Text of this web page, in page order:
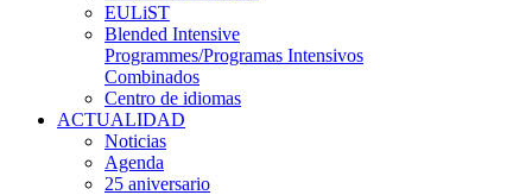
EULiST
Blended Intensive
Programmes/Programas Intensivos
Combinados
Centro de idiomas
ACTUALIDAD
Noticias
Agenda
25 aniversario